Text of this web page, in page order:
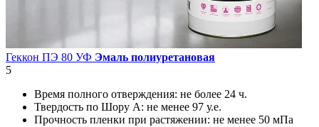
Геккон ПЭ 80 УФ Эмаль полиуретановая
5
Время полного отверждения: не более 24 ч.
Твердость по Шору А: не менее 97 у.е.
Прочность пленки при растяжении: не менее 50 мПа